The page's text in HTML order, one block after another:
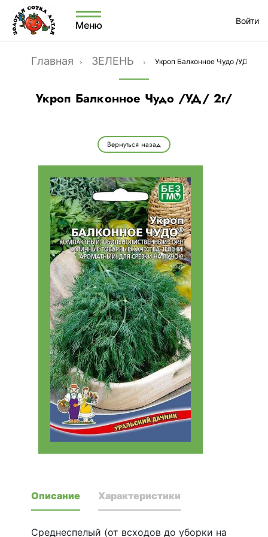
Меню Войти
Главная ЗЕЛЕНЬ Укроп Балконное Чудо /УД/ 2г/
Укроп Балконное Чудо /УД/ 2г/
Вернуться назад
Описание Характеристики
Среднеспелый (от всходов до уборки на